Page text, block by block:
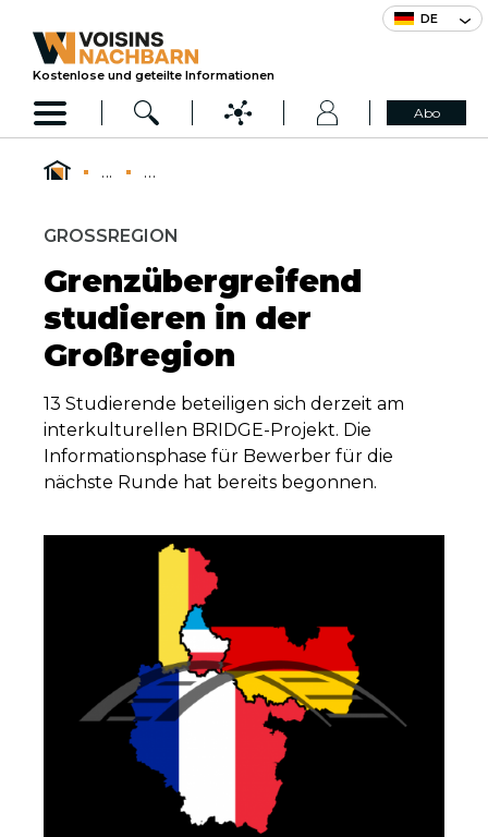
DE
Kostenlose und geteilte Informationen
Abo
... ...
GROSSREGION
Grenzübergreifend
studieren in der
Großregion
13 Studierende beteiligen sich derzeit am
interkulturellen BRIDGE-Projekt. Die
Informationsphase für Bewerber für die
nächste Runde hat bereits begonnen.